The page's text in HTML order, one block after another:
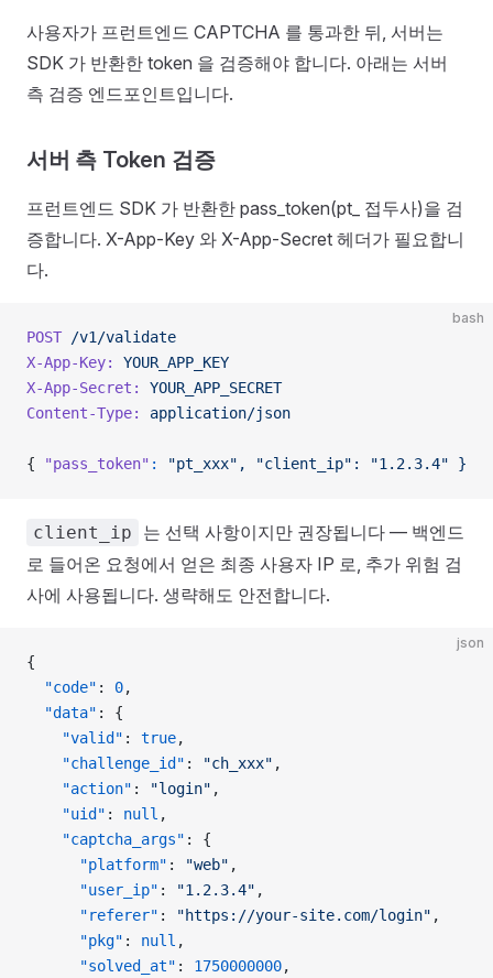
사용자가 프런트엔드 CAPTCHA 를 통과한 뒤, 서버는
SDK 가 반환한 token 을 검증해야 합니다. 아래는 서버
측 검증 엔드포인트입니다.
서버 측 Token 검증
프런트엔드 SDK 가 반환한 pass_token(pt_ 접두사)을 검
증합니다. X-App-Key 와 X-App-Secret 헤더가 필요합니
다.
bash
POST /v1/validate
X-App-Key:
YOUR_APP_KEY
X-App-Secret:
YOUR_APP_SECRET
Content-Type:
application/json
{ "pass_token" : "pt_xxx", "client_ip": "1.2.3.4" }
client_ip
는 선택 사항이지만 권장됩니다 — 백엔드
로 들어온 요청에서 얻은 최종 사용자 IP 로, 추가 위험 검
사에 사용됩니다. 생략해도 안전합니다.
json
{
  "code"
: 0,
  "data"
: {
    "valid"
: true,
    "challenge_id"
: "ch_xxx" ,
    "action"
: "login" ,
    "uid"
: null ,
    "captcha_args"
: {
      "platform"
: "web" ,
      "user_ip"
: "1.2.3.4" ,
      "referer"
: "https://your-site.com/login" ,
      "pkg"
: null ,
      "solved_at"
: 1750000000,